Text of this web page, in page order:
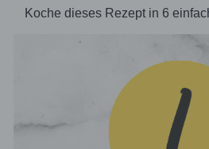
Koche dieses Rezept in 6